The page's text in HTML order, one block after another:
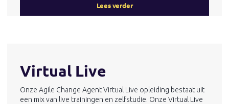
Lees verder
Virtual Live
Onze Agile Change Agent Virtual Live opleiding bestaat uit
een mix van live trainingen en zelfstudie. Onze Virtual Live